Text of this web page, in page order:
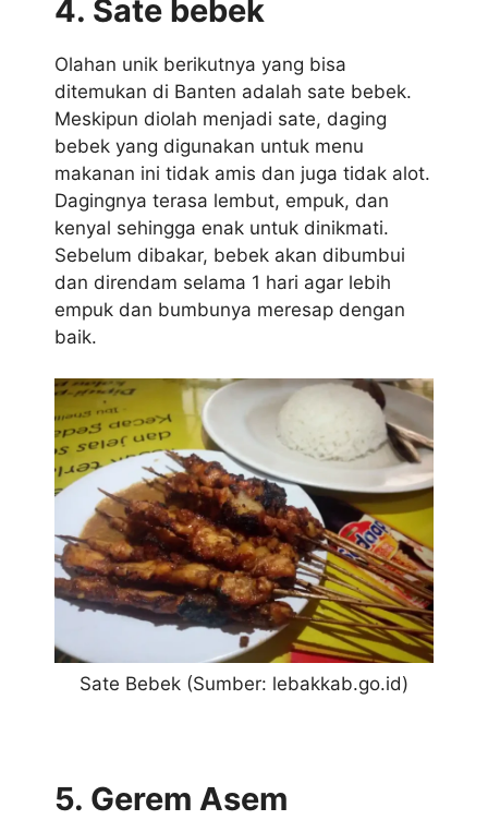
4. Sate bebek
Olahan unik berikutnya yang bisa
ditemukan di Banten adalah sate bebek.
Meskipun diolah menjadi sate, daging
bebek yang digunakan untuk menu
makanan ini tidak amis dan juga tidak alot.
Dagingnya terasa lembut, empuk, dan
kenyal sehingga enak untuk dinikmati.
Sebelum dibakar, bebek akan dibumbui
dan direndam selama 1 hari agar lebih
empuk dan bumbunya meresap dengan
baik.
Sate Bebek (Sumber: lebakkab.go.id)
5. Gerem Asem